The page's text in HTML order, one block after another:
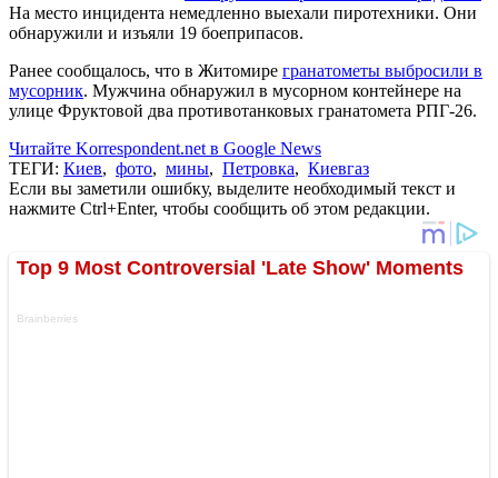
На место инцидента немедленно выехали пиротехники. Они
обнаружили и изъяли 19 боеприпасов.
Ранее сообщалось, что в Житомире гранатометы выбросили в
мусорник. Мужчина обнаружил в мусорном контейнере на
улице Фруктовой два противотанковых гранатомета РПГ-26.
Читайте Korrespondent.net в Google News
ТЕГИ: Киев, фото, мины, Петровка, Киевгаз
Если вы заметили ошибку, выделите необходимый текст и
нажмите Ctrl+Enter, чтобы сообщить об этом редакции.